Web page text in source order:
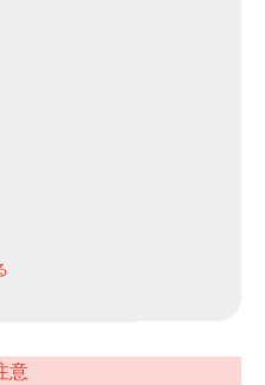
約20×20cm）
意